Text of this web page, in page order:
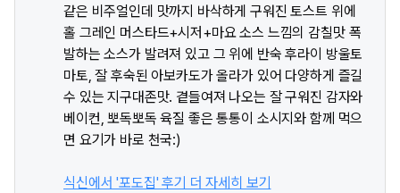
같은 비주얼인데 맛까지 바삭하게 구워진 토스트 위에
홀 그레인 머스타드+시저+마요 소스 느낌의 감칠맛 폭
발하는 소스가 발려져 있고 그 위에 반숙 후라이 방울토
마토, 잘 후숙된 아보카도가 올라가 있어 다양하게 즐길
수 있는 지구대존맛. 곁들여져 나오는 잘 구워진 감자와
베이컨, 뽀독뽀독 육질 좋은 통통이 소시지와 함께 먹으
면 요기가 바로 천국:)
식신에서 '포도집' 후기 더 자세히 보기